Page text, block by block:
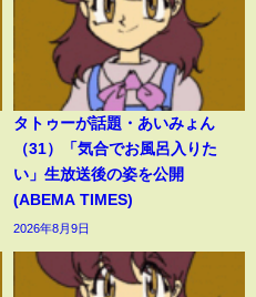
タトゥーが話題・あいみょん
（31）「気合でお風呂入りた
い」生放送後の姿を公開
(ABEMA TIMES)
2026年8月9日